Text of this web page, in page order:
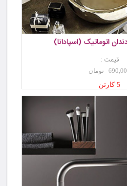
اتوماتیک (اسپادانا)
قیمت :
تومان
5 کارتن